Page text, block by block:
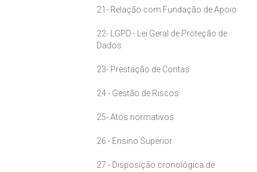
21- Relação com Fundação de Apoio
22- LGPD - Lei Geral de Proteção de
Dados
23- Prestação de Contas
24 - Gestão de Riscos
25- Atos normativos
26 - Ensino Superior
27 - Disposição cronológica de